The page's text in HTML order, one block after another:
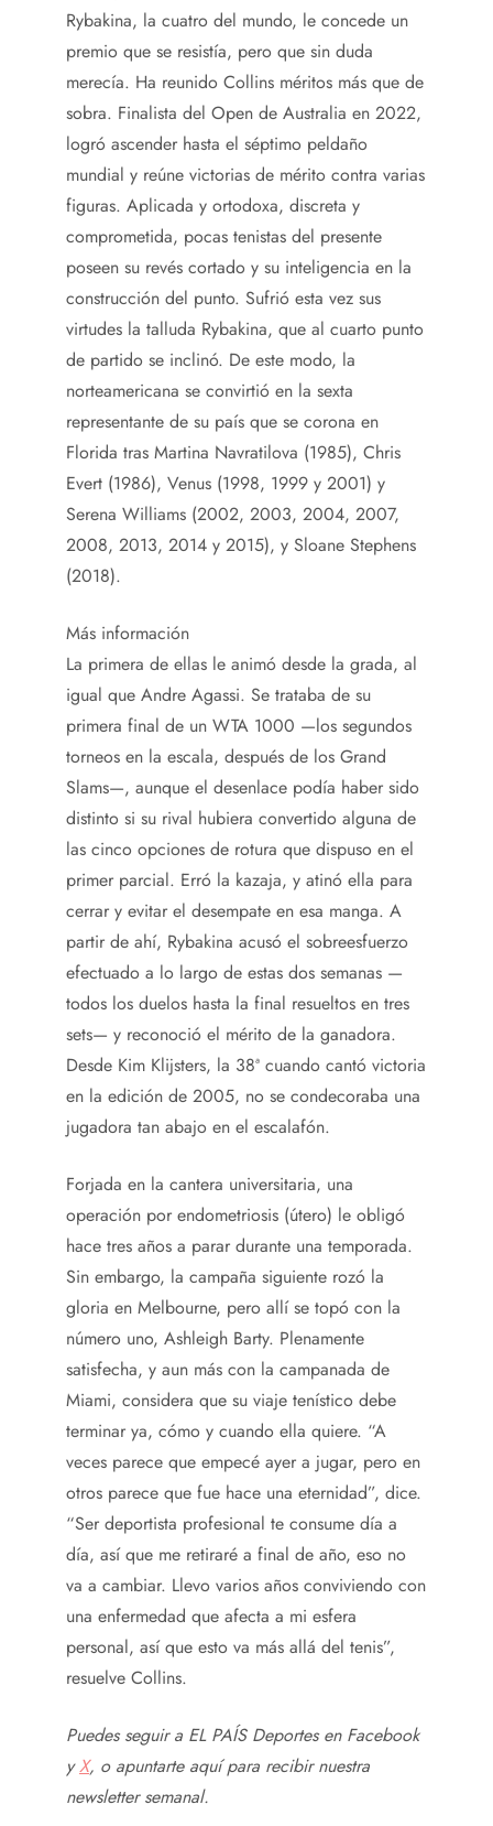
Rybakina, la cuatro del mundo, le concede un
premio que se resistía, pero que sin duda
merecía. Ha reunido Collins méritos más que de
sobra. Finalista del Open de Australia en 2022,
logró ascender hasta el séptimo peldaño
mundial y reúne victorias de mérito contra varias
figuras. Aplicada y ortodoxa, discreta y
comprometida, pocas tenistas del presente
poseen su revés cortado y su inteligencia en la
construcción del punto. Sufrió esta vez sus
virtudes la talluda Rybakina, que al cuarto punto
de partido se inclinó. De este modo, la
norteamericana se convirtió en la sexta
representante de su país que se corona en
Florida tras Martina Navratilova (1985), Chris
Evert (1986), Venus (1998, 1999 y 2001) y
Serena Williams (2002, 2003, 2004, 2007,
2008, 2013, 2014 y 2015), y Sloane Stephens
(2018).
Más información
La primera de ellas le animó desde la grada, al
igual que Andre Agassi. Se trataba de su
primera final de un WTA 1000 —los segundos
torneos en la escala, después de los Grand
Slams—, aunque el desenlace podía haber sido
distinto si su rival hubiera convertido alguna de
las cinco opciones de rotura que dispuso en el
primer parcial. Erró la kazaja, y atinó ella para
cerrar y evitar el desempate en esa manga. A
partir de ahí, Rybakina acusó el sobreesfuerzo
efectuado a lo largo de estas dos semanas —
todos los duelos hasta la final resueltos en tres
sets— y reconoció el mérito de la ganadora.
Desde Kim Klijsters, la 38ª cuando cantó victoria
en la edición de 2005, no se condecoraba una
jugadora tan abajo en el escalafón.
Forjada en la cantera universitaria, una
operación por endometriosis (útero) le obligó
hace tres años a parar durante una temporada.
Sin embargo, la campaña siguiente rozó la
gloria en Melbourne, pero allí se topó con la
número uno, Ashleigh Barty. Plenamente
satisfecha, y aun más con la campanada de
Miami, considera que su viaje tenístico debe
terminar ya, cómo y cuando ella quiere. “A
veces parece que empecé ayer a jugar, pero en
otros parece que fue hace una eternidad”, dice.
“Ser deportista profesional te consume día a
día, así que me retiraré a final de año, eso no
va a cambiar. Llevo varios años conviviendo con
una enfermedad que afecta a mi esfera
personal, así que esto va más allá del tenis”,
resuelve Collins.
Puedes seguir a EL PAÍS Deportes en Facebook
yX, o apuntarte aquí para recibirnuestra
newsletter semanal.